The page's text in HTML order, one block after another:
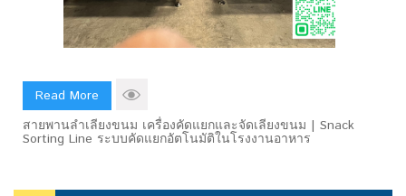
Read More
สายพานลำเลียงขนม เครื่องคัดแยกและจัดเลียงขนม | Snack
Sorting Line ระบบคัดแยกอัตโนมัติในโรงงานอาหาร